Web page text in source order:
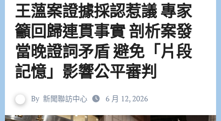
王薀案證據採認惹議 專家
籲回歸連貫事實 剖析案發
當晚證詞矛盾 避免「片段
記憶」影響公平審判
By 新聞聯訪中心 6 月 12, 2026